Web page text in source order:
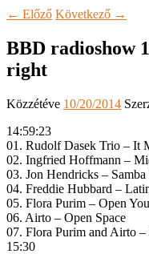
← Előző Következő →
BBD radioshow
right
Közzétéve 10/20/2014
14:59:23
01. Rudolf Dasek Trio – It
02. Ingfried Hoffmann –
03. Jon Hendricks –
04. Freddie Hubbard –
05. Flora Purim – Open
06. Airto – Open Space
07. Flora Purim and Airto –
15:30